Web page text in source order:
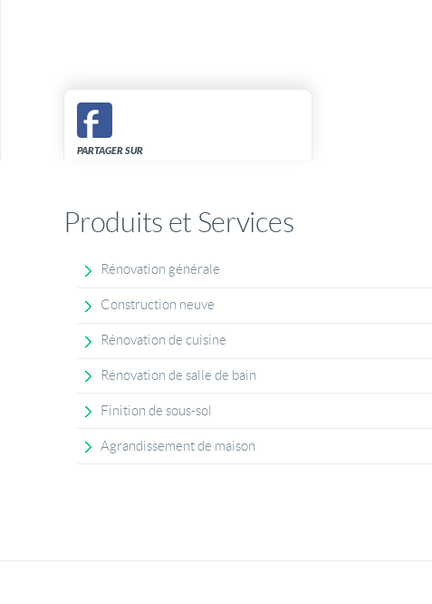
PARTAGER SUR
Produits et Services
Rénovation générale
Construction neuve
Rénovation de cuisine
Rénovation de salle de bain
Finition de sous-sol
Agrandissement de maison